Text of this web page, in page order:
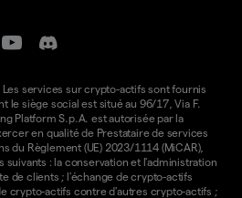
services sur crypto-actifs sont fournis
le siège social est situé au 96/17, Via F.
Platform S.p.A. est autorisée par la
en qualité de Prestataire de services
du Règlement (UE) 2023/1114 (MiCAR),
suivants : la conservation et l'administration
de clients ; l'échange de crypto-actifs
crypto-actifs contre d'autres crypto-actifs ;